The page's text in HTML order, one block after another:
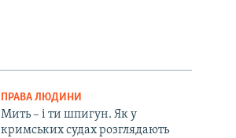
ПРАВА ЛЮДИНИ
Мить – і ти шпигун. Як у
кримських судах розглядають